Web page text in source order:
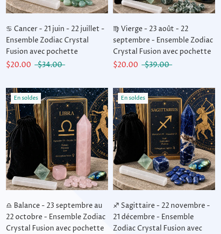
♋ Cancer - 21 juin - 22 juillet -
Ensemble Zodiac Crystal
Fusion avec pochette
$20.00
$34.00
♍ Vierge - 23 août - 22
septembre - Ensemble Zodiac
Crystal Fusion avec pochette
$20.00
$39.00
En soldes
♎ Balance - 23 septembre au
22 octobre - Ensemble Zodiac
Crystal Fusion avec pochette
En soldes
♐ Sagittaire - 22 novembre -
21 décembre - Ensemble
Zodiac Crystal Fusion avec